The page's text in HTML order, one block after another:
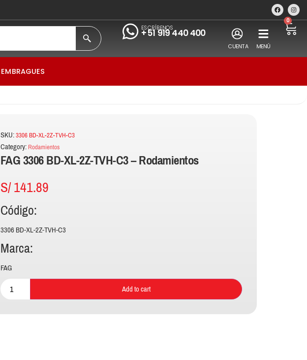
ESCRÍBENOS
+51 919 440 400
CUENTA MENÚ
0
EMBRAGUES
SKU:3306 BD-XL-2Z-TVH-C3
Category: Rodamientos
FAG 3306 BD-XL-2Z-TVH-C3 – Rodamientos
S/141.89
Código:
3306 BD-XL-2Z-TVH-C3
Marca:
FAG
Add to cart